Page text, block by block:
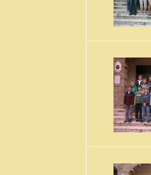
13b_200710_0.jpg
09a_200710_0.jpg